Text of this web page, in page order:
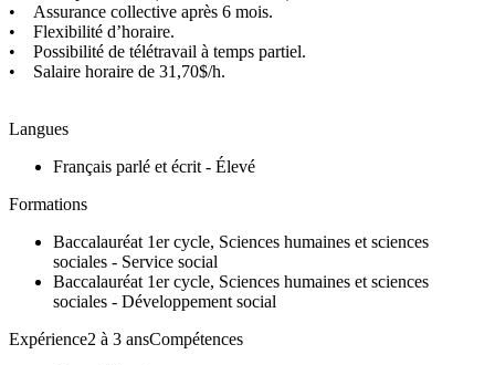
• Assurance collective après 6 mois.
• Flexibilité d’horaire.
• Possibilité de télétravail à temps partiel.
• Salaire horaire de 31,70$/h.
Langues
Français parlé et écrit - Élevé
Formations
Baccalauréat 1er cycle, Sciences humaines et sciences
sociales - Service social
Baccalauréat 1er cycle, Sciences humaines et sciences
sociales - Développement social
Expérience2 à 3 ansCompétences